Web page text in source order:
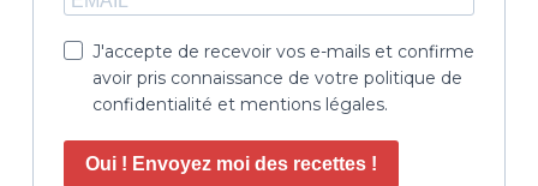
J'accepte de recevoir vos e-mails et confirme
avoir pris connaissance de votre politique de
confidentialité et mentions légales.
Oui ! Envoyez moi des recettes !